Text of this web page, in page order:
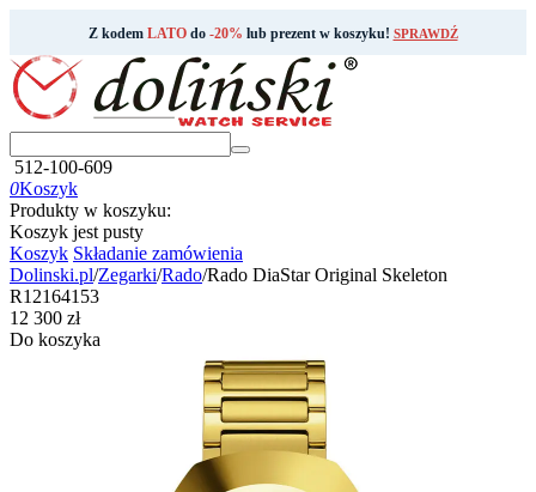
Z kodem LATOdo -20% lub prezent w koszyku! SPRAWDŹ
512-100-609
0Koszyk
Produkty w koszyku:
Koszyk jest pusty
Koszyk Składanie zamówienia
Dolinski.pl/Zegarki/Rado/Rado DiaStar Original Skeleton
R12164153
‍12 300‍ zł
Do koszyka